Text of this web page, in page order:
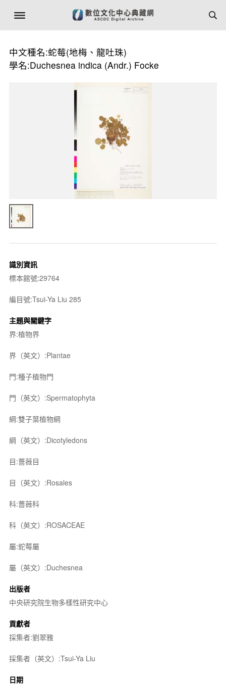
中文種名:蛇莓(地梅、龍吐珠)
學名:Duchesnea indica (Andr.) Focke
識別資訊
標本館號:29764
編目號:Tsui-Ya Liu 285
主題與關鍵字
界:植物界
界（英文）:Plantae
門:種子植物門
門（英文）:Spermatophyta
綱:雙子葉植物綱
綱（英文）:Dicotyledons
目:薔薇目
目（英文）:Rosales
科:薔薇科
科（英文）:ROSACEAE
屬:蛇莓屬
屬（英文）:Duchesnea
出版者
中央研究院生物多樣性研究中心
貢獻者
採集者:劉翠雅
採集者（英文）:Tsui-Ya Liu
日期